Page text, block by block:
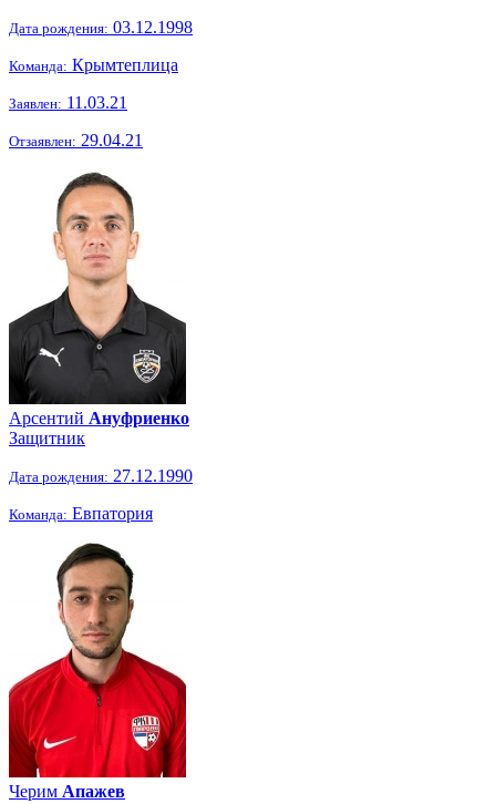
Дата рождения: 03.12.1998
Команда: Крымтеплица
Заявлен: 11.03.21
Отзаявлен: 29.04.21
Арсентий Ануфриенко
Защитник
Дата рождения: 27.12.1990
Команда: Евпатория
Черим Апажев